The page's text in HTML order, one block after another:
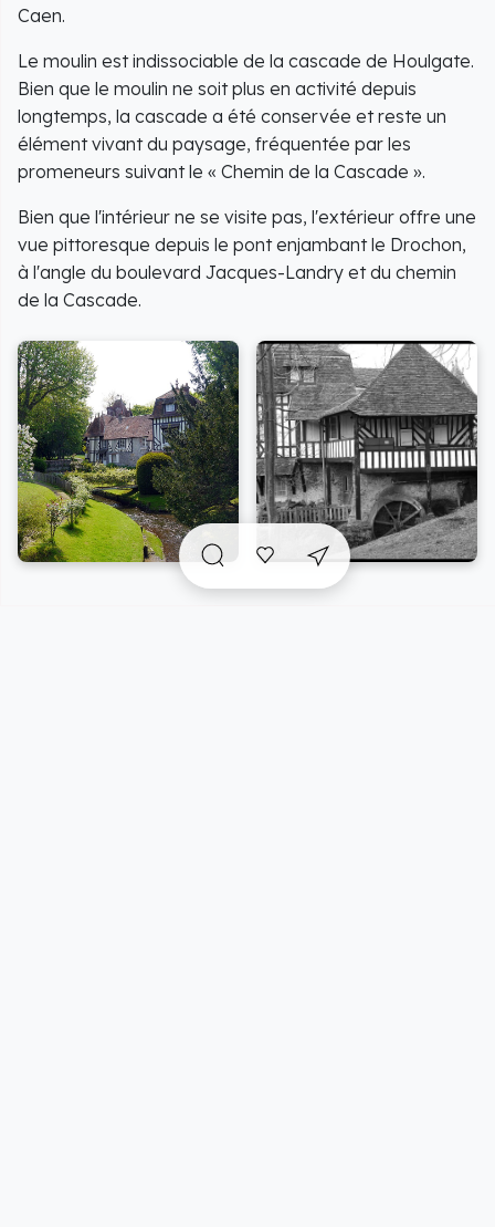
Caen.
Le moulin est indissociable de la cascade de Houlgate.
Bien que le moulin ne soit plus en activité depuis
longtemps, la cascade a été conservée et reste un
élément vivant du paysage, fréquentée par les
promeneurs suivant le « Chemin de la Cascade ».
Bien que l'intérieur ne se visite pas, l'extérieur offre une
vue pittoresque depuis le pont enjambant le Drochon,
à l'angle du boulevard Jacques-Landry et du chemin
de la Cascade.